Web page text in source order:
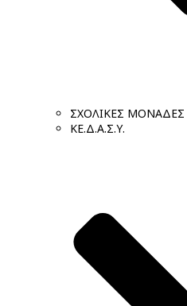
ΣΧΟΛΙΚΕΣ ΜΟΝΑΔΕΣ
ΚΕ.Δ.Α.Σ.Υ.